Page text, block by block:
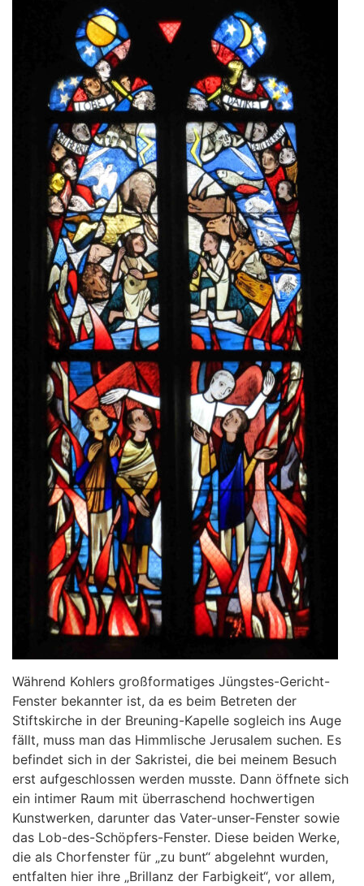
Während Kohlers großformatiges Jüngstes-Gericht-
Fenster bekannter ist, da es beim Betreten der
Stiftskirche in der Breuning-Kapelle sogleich ins Auge
fällt, muss man das Himmlische Jerusalem suchen. Es
befindet sich in der Sakristei, die bei meinem Besuch
erst aufgeschlossen werden musste. Dann öffnete sich
ein intimer Raum mit überraschend hochwertigen
Kunstwerken, darunter das Vater-unser-Fenster sowie
das Lob-des-Schöpfers-Fenster. Diese beiden Werke,
die als Chorfenster für „zu bunt“ abgelehnt wurden,
entfalten hier ihre „Brillanz der Farbigkeit“, vor allem,